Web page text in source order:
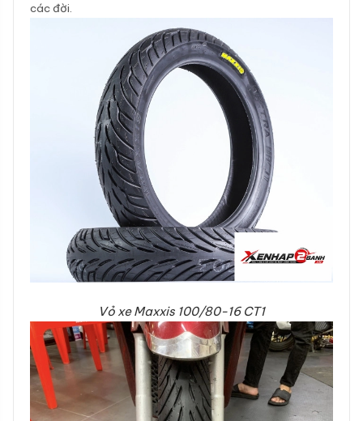
các đời.
Vỏ xe Maxxis 100/80-16 CT1